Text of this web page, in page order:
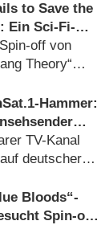
to Save the
Ein Sci-Fi-
zerlegt die
– Review
off von
Theory“
gewinntHammer:
2027!
TV-Kanal
deutscher
Bloods“-
Spin-off